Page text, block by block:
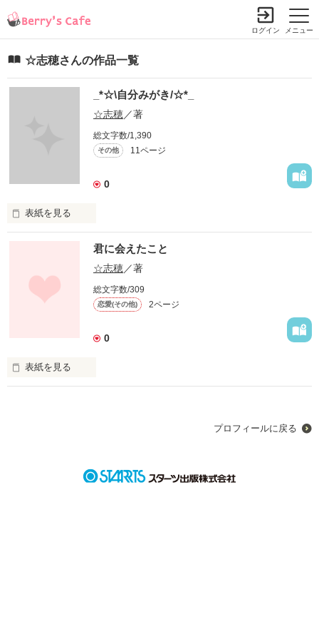
メニュー
ログイン
☆志穂さんの作品一覧
_*☆\自分みがき/☆*_
☆志穂／著
総文字数/1,390
その他 11ページ
0
表紙を見る
ダイエット.美容ナドを書いていきます(^-^)
応援よろしくです♪
君に会えたこと
☆志穂／著
総文字数/309
恋愛(その他) 2ページ
0
表紙を見る
プロフィールに戻る